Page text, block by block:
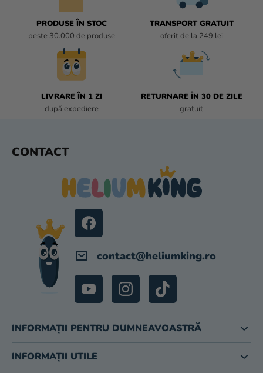
PRODUSE ÎN STOC
peste 30.000 de produse
TRANSPORT GRATUIT
oferit de la 249 lei
LIVRARE ÎN 1 ZI
după expediere
RETURNARE ÎN 30 DE ZILE
gratuit
CONTACT
contact@heliumking.ro
INFORMAȚII PENTRU DUMNEAVOASTRĂ
INFORMAȚII UTILE